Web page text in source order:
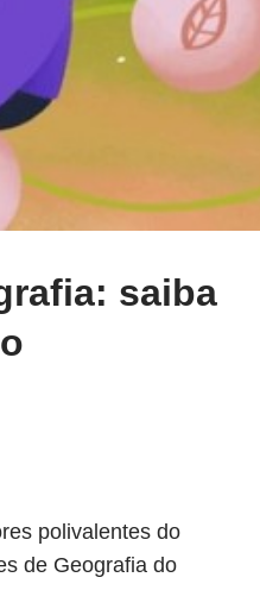
saiba
polivalentes do
de Geografia do